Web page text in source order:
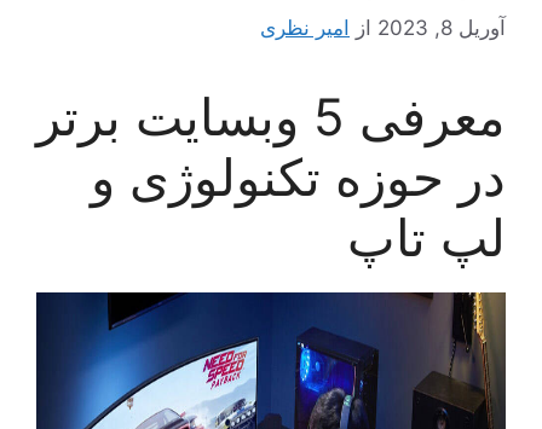
آوریل 8, 2023 از امیر نظری
معرفی 5 وبسایت برتر
در حوزه تکنولوژی و
لپ تاپ